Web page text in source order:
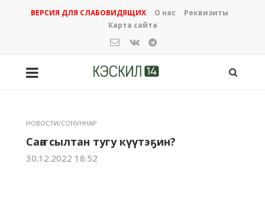
ВЕРСИЯ ДЛЯ СЛАБОВИДЯЩИХ О нас
Реквизиты
Карта сайта
НОВОСТИ/СОНУННАР
Саҥа сылтан тугу күүтэҕин?
30.12.2022 18:52